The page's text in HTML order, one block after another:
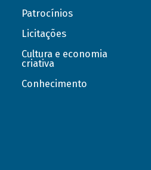
Patrocínios
Licitações
Cultura e economia
criativa
Conhecimento